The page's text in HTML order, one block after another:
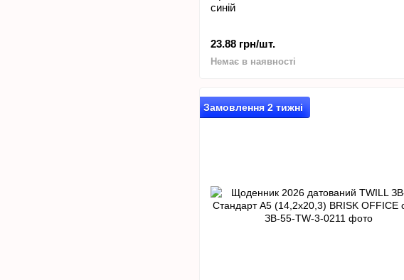
синій
23.88 грн/шт.
Немає в наявності
Замовлення 2 тижні